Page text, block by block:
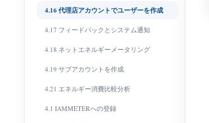
4.16 代理店アカウントでユーザーを作成
4.17 フィードバックとシステム通知
4.18 ネットエネルギーメータリング
4.19 サブアカウントを作成
4.21 エネルギー消費比較分析
4.1 IAMMETERへの登録